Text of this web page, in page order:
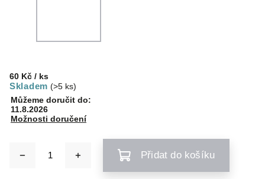
60 Kč / ks
Skladem (>5 ks)
Můžeme doručit do:
11.8.2026
Možnosti doručení
Přidat do košíku